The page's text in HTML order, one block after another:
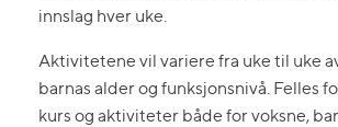
innslag hver uke.
Aktivitetene vil variere fra uke til uke
barnas alder og funksjonsnivå. Felles
kurs og aktiviteter både for voksne,